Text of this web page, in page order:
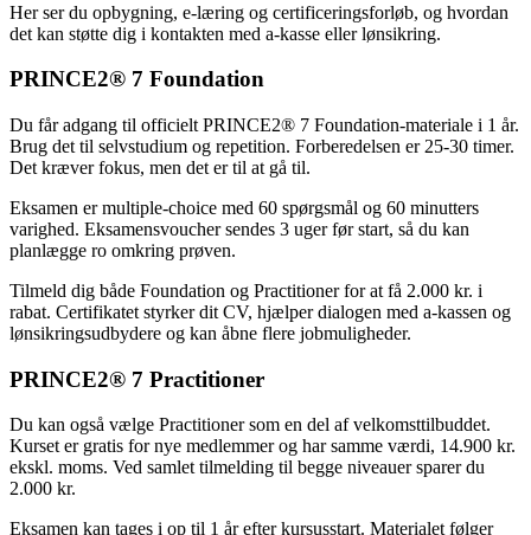
Her ser du opbygning, e-læring og certificeringsforløb, og hvordan
det kan støtte dig i kontakten med a-kasse eller lønsikring.
PRINCE2® 7 Foundation
Du får adgang til officielt PRINCE2® 7 Foundation-materiale i 1 år.
Brug det til selvstudium og repetition. Forberedelsen er 25-30 timer.
Det kræver fokus, men det er til at gå til.
Eksamen er multiple-choice med 60 spørgsmål og 60 minutters
varighed. Eksamensvoucher sendes 3 uger før start, så du kan
planlægge ro omkring prøven.
Tilmeld dig både Foundation og Practitioner for at få 2.000 kr. i
rabat. Certifikatet styrker dit CV, hjælper dialogen med a-kassen og
lønsikringsudbydere og kan åbne flere jobmuligheder.
PRINCE2® 7 Practitioner
Du kan også vælge Practitioner som en del af velkomsttilbuddet.
Kurset er gratis for nye medlemmer og har samme værdi, 14.900 kr.
ekskl. moms. Ved samlet tilmelding til begge niveauer sparer du
2.000 kr.
Eksamen kan tages i op til 1 år efter kursusstart. Materialet følger